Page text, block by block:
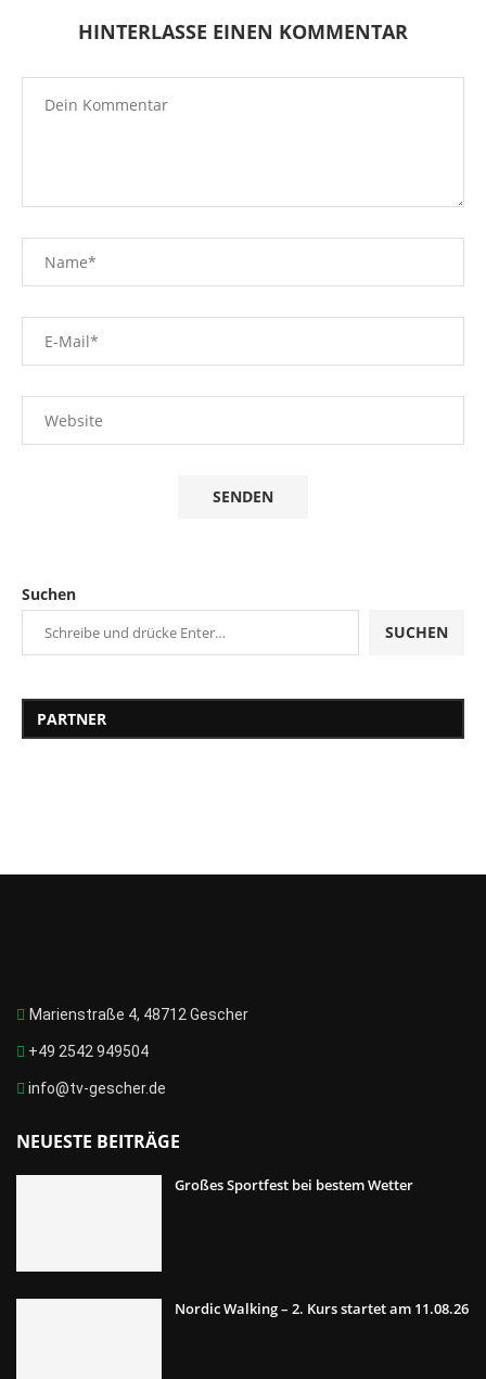
HINTERLASSE EINEN KOMMENTAR
Suchen
SUCHEN
PARTNER
Marienstraße 4, 48712 Gescher
+49 2542 949504
info@tv-gescher.de
NEUESTE BEITRÄGE
Großes Sportfest bei bestem Wetter
Nordic Walking – 2. Kurs startet am 11.08.26